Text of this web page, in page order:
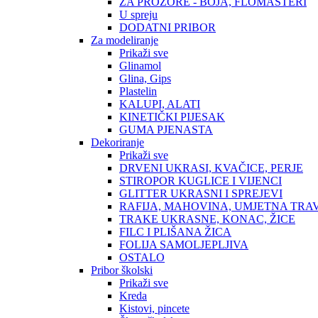
U spreju
DODATNI PRIBOR
Za modeliranje
Prikaži sve
Glinamol
Glina, Gips
Plastelin
KALUPI, ALATI
KINETIČKI PIJESAK
GUMA PJENASTA
Dekoriranje
Prikaži sve
DRVENI UKRASI, KVAČICE, PERJE
STIROPOR KUGLICE I VIJENCI
GLITTER UKRASNI I SPREJEVI
RAFIJA, MAHOVINA, UMJETNA
TRAKE UKRASNE, KONAC, ŽICE
FILC I PLIŠANA ŽICA
FOLIJA SAMOLJEPLJIVA
OSTALO
Pribor školski
Prikaži sve
Kreda
Kistovi, pincete